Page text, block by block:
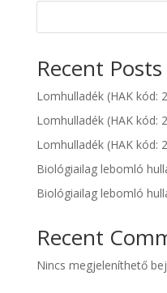
Recent Posts
Lomhulladék (HAK kód:
Lomhulladék (HAK kód:
Lomhulladék (HAK kód:
Biológiailag lebomló
Biológiailag lebomló
Recent
Nincs megjeleníthető